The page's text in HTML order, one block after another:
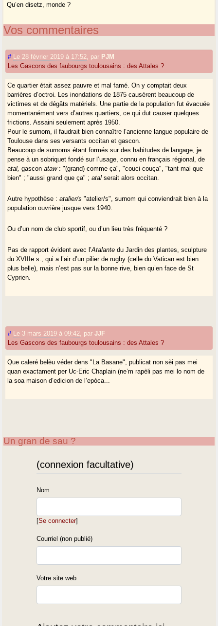
Qu’en disetz, monde ?
Vos commentaires
# Le 28 février 2019 à 17:52 par PJM
Les Gascons des faubourgs toulousains : des Attales ?
Ce quartier était assez pauvre et mal famé. On y comptait deux
barrières d’octroi. Les inondations de 1875 causèrent beaucoup de
victimes et de dégâts matériels. Une partie de la population fut évacuée
momentanément vers d’autres quartiers, ce qui dut causer quelques
frictions. Assaini seulement après 1950.
Pour le surnom, il faudrait bien connaître l’ancienne langue populaire de
Toulouse dans ses versants occitan et gascon.
Beaucoup de surnoms étant formés sur des habitudes de langage, je
pense à un sobriquet fondé sur l’usage, connu en français régional, de
atal, gasconataw: "(grand) comme ça", "couci-couça", "tant mal que
bien" ; "aussi grand que ça" ;atal serait alors occitan.
Autre hypothèse :atalier/s"atelier/s", surnom qui conviendrait bien à la
population ouvrière jusque vers 1940.
Ou d’un nom de club sportif, ou d’un lieu très fréquenté ?
Pas de rapport évident avec l’Atalante du Jardin des plantes, sculpture
du XVIIIe s., qui a l’air d’un pilier de rugby (celle du Vatican est bien
plus belle), mais n’est pas sur la bonne rive, bien qu’en face de St
Cyprien.
# Le 3 mars 2019 à 09:42 parJJF
Les Gascons des faubourgs toulousains : des Attales ?
Que caleré belèu véder dens "La Basane", publicat non sèi pas mei
quan exactament per Uc-Eric Chaplain (ne’m rapèli pas mei lo nom de
la soa maison d’edicion de l’epòca...
Un gran de sau ?
(connexion facultative)
Nom
[Se connecter]
Courriel (non publié)
Votre site web